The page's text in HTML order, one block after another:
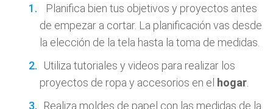
Planifica bien tus objetivos y proyectos antes
de empezar a cortar. La planificación vas desde
la elección de la tela hasta la toma de medidas.
Utiliza tutoriales y videos para realizar los
proyectos de ropa y accesorios en el hogar
Realiza moldes de papel con las medidas de la